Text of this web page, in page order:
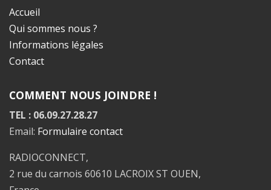
Accueil
Qui sommes nous ?
Informations légales
Contact
COMMENT NOUS JOINDRE !
TEL : 06.09.27.28.27
Email: Formulaire contact
RADIOCONNECT,
2 rue du carnois 60610 LACROIX ST OUEN,